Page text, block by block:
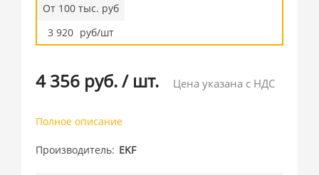
От 100 тыс. руб
3 920 руб/шт
4 356 руб./ шт. Цена указана с НДС
Полное описание
Производитель EKF